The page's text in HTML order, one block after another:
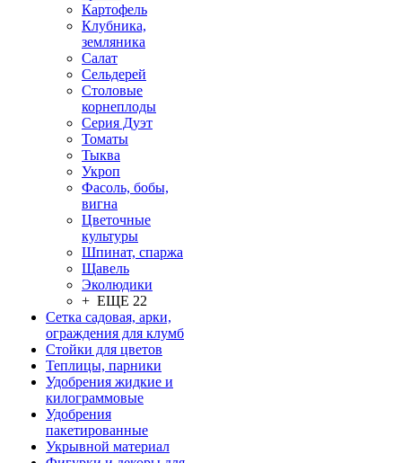
Картофель
Клубника,
земляника
Салат
Сельдерей
Столовые
корнеплоды
Серия Дуэт
Томаты
Тыква
Укроп
Фасоль, бобы,
вигна
Цветочные
культуры
Шпинат, спаржа
Щавель
Эколюдики
+ ЕЩЕ 22
Сетка садовая, арки,
ограждения для клумб
Стойки для цветов
Теплицы, парники
Удобрения жидкие и
килограммовые
Удобрения
пакетированные
Укрывной материал